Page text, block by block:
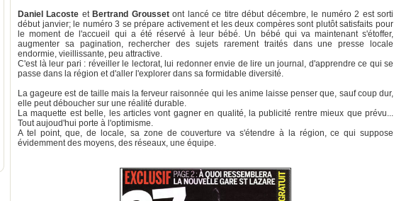
Daniel Lacoste et Bertrand Groussetont lancé ce titre début décembre, le numéro 2 est sorti
début janvier; le numéro 3 se prépare activement et les deux compères sont plutôt satisfaits pour
le moment de l'accueil qui a été réservé à leur bébé. Un bébé qui va maintenant s'étoffer,
augmenter sa pagination, rechercher des sujets rarement traités dans une presse locale
endormie, vieillissante, peu attractive.
C'est là leur pari : réveiller le lectorat, lui redonner envie de lire un journal, d'apprendre ce qui se
passe dans la région et d'aller l'explorer dans sa formidable diversité.
La gageure est de taille mais la ferveur raisonnée qui les anime laisse penser que, sauf coup dur,
elle peut déboucher sur une réalité durable.
La maquette est belle, les articles vont gagner en qualité, la publicité rentre mieux que prévu...
Tout aujoud'hui porte à l'optimisme.
A tel point, que, de locale, sa zone de couverture va s'étendre à la région, ce qui suppose
évidemment des moyens, des réseaux, une équipe.